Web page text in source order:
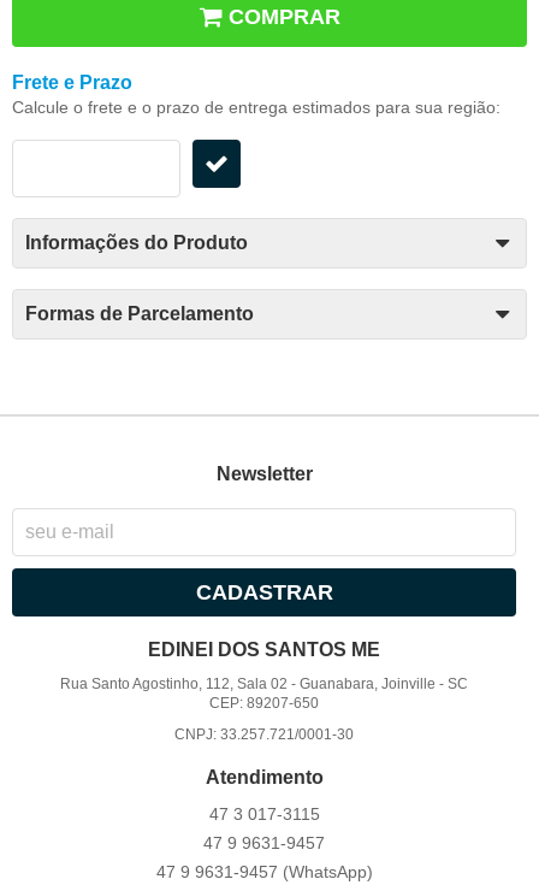
COMPRAR
Frete e Prazo
Calcule o frete e o prazo de entrega estimados para sua região:
Informações do Produto
Formas de Parcelamento
Newsletter
CADASTRAR
EDINEI DOS SANTOS ME
Rua Santo Agostinho, 112, Sala 02 -Guanabara, Joinville -SC
CEP: 89207-650
CNPJ: 33.257.721/0001-30
Atendimento
47 3 017-3115
47 9 9631-9457
47 9 9631-9457 (WhatsApp)